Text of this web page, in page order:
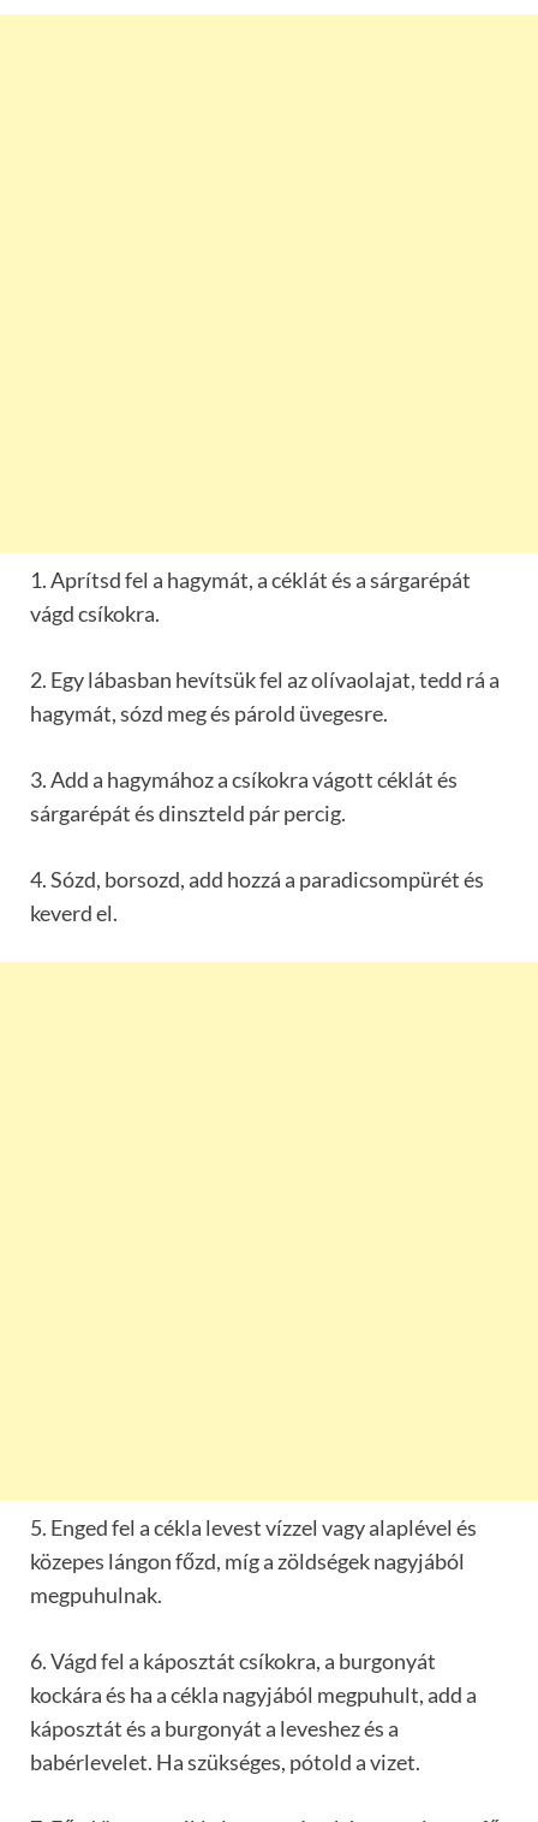
1. Aprítsd fel a hagymát, a céklát és a sárgarépát
vágd csíkokra.
2. Egy lábasban hevítsük fel az olívaolajat, tedd rá a
hagymát, sózd meg és párold üvegesre.
3. Add a hagymához a csíkokra vágott céklát és
sárgarépát és dinszteld pár percig.
4. Sózd, borsozd, add hozzá a paradicsompürét és
keverd el.
5. Enged fel a cékla levest vízzel vagy alaplével és
közepes lángon főzd, míg a zöldségek nagyjából
megpuhulnak.
6. Vágd fel a káposztát csíkokra, a burgonyát
kockára és ha a cékla nagyjából megpuhult, add a
káposztát és a burgonyát a leveshez és a
babérlevelet. Ha szükséges, pótold a vizet.